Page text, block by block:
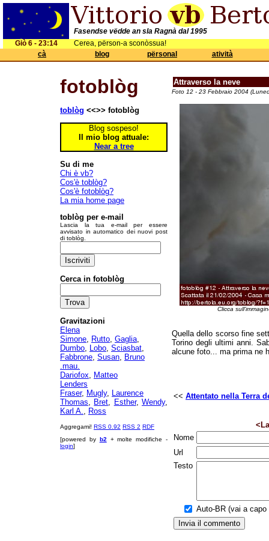
Fasendse vëdde an sla Ragnà dal 1995
Giò 6 - 23:14
Cerea, përson-a sconòssua!
cà
blog përsonal atività
fotoblòg
toblòg <<>> fotoblòg
Blog sospeso!
Il mio blog attuale:
Near a tree
Su di me
Chi è vb?
Cos'è toblòg?
Cos'è fotoblòg?
La mia home page
toblòg per e-mail
Lascia la tua e-mail per essere
avvisato in automatico dei nuovi post
di toblòg.
Cerca in fotoblòg
Gravitazioni
Elena
Simone, Rutto, Gaglia,
Dumbo, Lobo, Sciasbat,
Fabbrone, Susan, Bruno
.mau.
Dariofox, Matteo
Lenders
Fraser, Mugly, Laurence
Thomas, Bret, Esther,Wendy,
Karl A., Ross
Aggregami! RSS 0.92 RSS 2 RDF
[powered by b2 + molte modifiche -
login]
Attraverso la neve
Foto 12 - 23 Febbraio 2004
Clicca
Quella dello scorso fine
Torino degli ultimi anni.
alcune foto... ma prima ne
<< Attentato nella Terra
Nome
Url
Testo
Auto-BR (vai a capo